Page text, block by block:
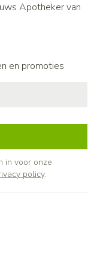
Apotheker van
en promoties
in voor onze
policy.